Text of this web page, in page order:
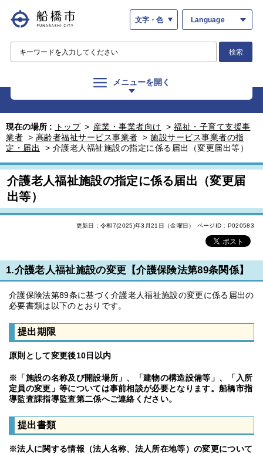
文字・色 Language
検索
メニューを開く
現在の場所 : トップ > 産業・事業者向け > 福祉・子育て支援事
業者 > 高齢者福祉サービス事業者 > 施設サービス事業者の指
定・届出
> 介護老人福祉施設の指定に係る届出（変更届出等）
介護老人福祉施設の指定に係る届出（変更届
出等）
更新日：令和7(2025)年3月21日（金曜日） ページID：P020583
1.介護老人福祉施設の変更【介護保険法第89条関係】
介護保険法第89条に基づく介護老人福祉施設の変更に係る届出の
必要書類は以下のとおりです。
提出期限
原則として変更後10日以内
※「施設の名称及び開設場所」、「建物の構造設備等」、「入所
定員の変更」等については事前相談が必要となります。船橋市指
導監査課指導監査第二係へご連絡ください。
提出書類
※法人に関する情報（法人名称、法人所在地等）の変更について